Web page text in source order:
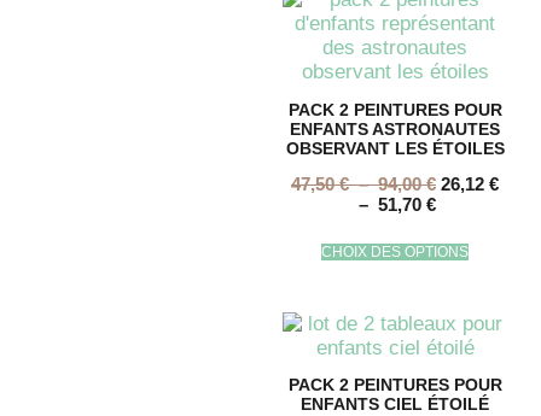
PACK 2 PEINTURES POUR
ENFANTS ASTRONAUTES
OBSERVANT LES ÉTOILES
47,50€ – 94,00€ 26,12 €
– 51,70 €
CHOIX DES OPTIONS
PACK 2 PEINTURES POUR
ENFANTS CIEL ÉTOILÉ